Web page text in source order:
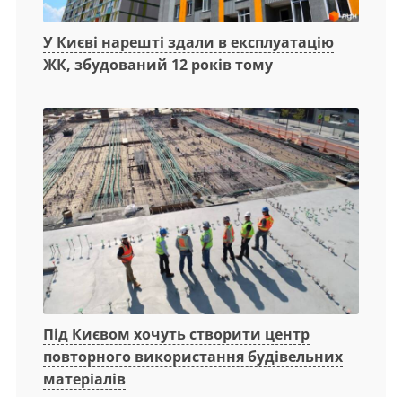
У Києві нарешті здали в експлуатацію
ЖК, збудований 12 років тому
Під Києвом хочуть створити центр
повторного використання будівельних
матеріалів